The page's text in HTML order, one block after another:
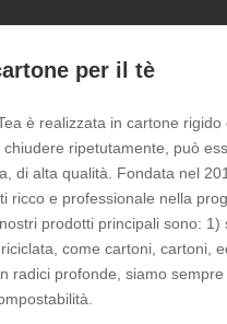
per il tè
è realizzata in cartone
ripetutamente, può
di alta qualità. Fondata nel
ricco e professionale nella
prodotti principali sono:
come cartoni, cartoni,
radici profonde, siamo